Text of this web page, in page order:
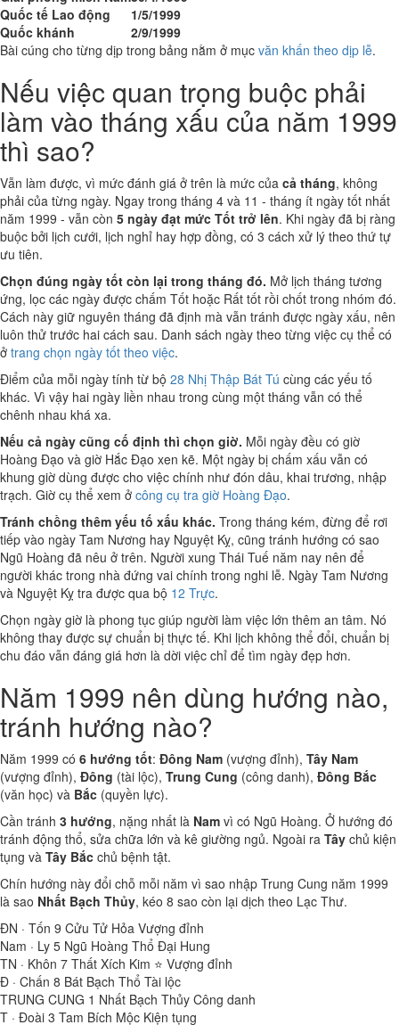
Quốc tế Lao động
1/5/1999
Quốc khánh
2/9/1999
Bài cúng cho từng dịp trong bảng nằm ở mục văn khấn theo dịp lễ.
Nếu việc quan trọng buộc phải
làm vào tháng xấu của năm 1999
thì sao?
Vẫn làm được, vì mức đánh giá ở trên là mức của cả tháng, không
phải của từng ngày. Ngay trong tháng 4 và 11 - tháng ít ngày tốt nhất
năm 1999 - vẫn còn 5 ngày đạt mức Tốt trở lên. Khi ngày đã bị ràng
buộc bởi lịch cưới, lịch nghỉ hay hợp đồng, có 3 cách xử lý theo thứ tự
ưu tiên.
Chọn đúng ngày tốt còn lại trong tháng đó. Mở lịch tháng tương
ứng, lọc các ngày được chấm Tốt hoặc Rất tốt rồi chốt trong nhóm đó.
Cách này giữ nguyên tháng đã định mà vẫn tránh được ngày xấu, nên
luôn thử trước hai cách sau. Danh sách ngày theo từng việc cụ thể có
ở trang chọn ngày tốt theo việc.
Điểm của mỗi ngày tính từ bộ 28 Nhị Thập Bát Tú cùng các yếu tố
khác. Vì vậy hai ngày liền nhau trong cùng một tháng vẫn có thể
chênh nhau khá xa.
Nếu cả ngày cũng cố định thì chọn giờ. Mỗi ngày đều có giờ
Hoàng Đạo và giờ Hắc Đạo xen kẽ. Một ngày bị chấm xấu vẫn có
khung giờ dùng được cho việc chính như đón dâu, khai trương, nhập
trạch. Giờ cụ thể xem ở công cụ tra giờ Hoàng Đạo.
Tránh chồng thêm yếu tố xấu khác. Trong tháng kém, đừng để rơi
tiếp vào ngày Tam Nương hay Nguyệt Kỵ, cũng tránh hướng có sao
Ngũ Hoàng đã nêu ở trên. Người xung Thái Tuế năm nay nên để
người khác trong nhà đứng vai chính trong nghi lễ. Ngày Tam Nương
và Nguyệt Kỵ tra được qua bộ 12 Trực.
Chọn ngày giờ là phong tục giúp người làm việc lớn thêm an tâm. Nó
không thay được sự chuẩn bị thực tế. Khi lịch không thể đổi, chuẩn bị
chu đáo vẫn đáng giá hơn là dời việc chỉ để tìm ngày đẹp hơn.
Năm 1999 nên dùng hướng nào,
tránh hướng nào?
Năm 1999 có 6 hướng tốt: Đông Nam (vượng đỉnh), Tây Nam
(vượng đỉnh), Đông (tài lộc), Trung Cung (công danh), Đông Bắc
(văn học) và Bắc (quyền lực).
Cần tránh 3 hướng, nặng nhất là Nam vì có Ngũ Hoàng. Ở hướng đó
tránh động thổ, sửa chữa lớn và kê giường ngủ. Ngoài ra Tây chủ kiện
tụng và Tây Bắc chủ bệnh tật.
Chín hướng này đổi chỗ mỗi năm vì sao nhập Trung Cung năm 1999
là sao Nhất Bạch Thủy, kéo 8 sao còn lại dịch theo Lạc Thư.
ĐN · Tốn 9 Cửu Tử Hỏa Vượng đỉnh
Nam · Ly 5 Ngũ Hoàng Thổ Đại Hung
TN · Khôn 7 Thất Xích Kim ⭐ Vượng đỉnh
Đ · Chấn 8 Bát Bạch Thổ Tài lộc
TRUNG CUNG 1 Nhất Bạch Thủy Công danh
T · Đoài 3 Tam Bích Mộc Kiện tụng